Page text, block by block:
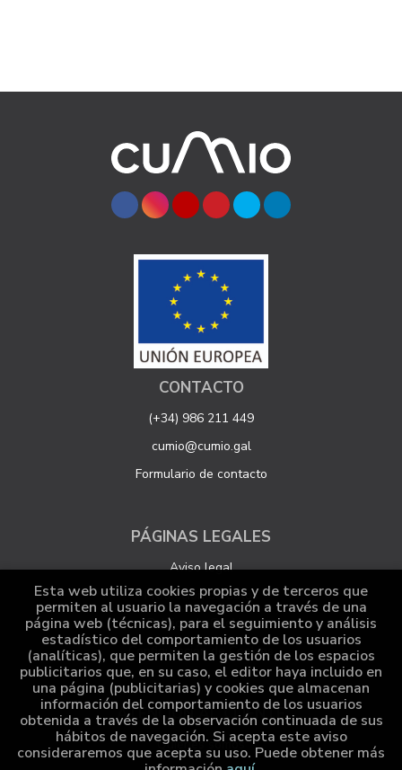
CONTACTO
(+34) 986 211 449
cumio@cumio.gal
Formulario de contacto
PÁGINAS LEGALES
Aviso legal
Protección de datos
Política de Cookies
Configuración de Cookies
ATENCIÓN AL CLIENTE
Quiénes somos
Esta web utiliza cookies propias y de terceros que
permiten al usuario la navegación a través de una
página web (técnicas), para el seguimiento y análisis
estadístico del comportamiento de los usuarios
(analíticas), que permiten la gestión de los espacios
publicitarios que, en su caso, el editor haya incluido en
una página (publicitarias) y cookies que almacenan
información del comportamiento de los usuarios
obtenida a través de la observación continuada de sus
hábitos de navegación. Si acepta este aviso
consideraremos que acepta su uso. Puede obtener más